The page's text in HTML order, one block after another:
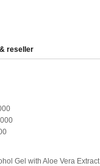
reseller
Gel with Aloe Vera Extract